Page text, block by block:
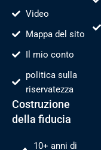
Video
Mappa del sito
Il mio conto
politica sulla
riservatezza
Costruzione
della fiducia
10+ anni di